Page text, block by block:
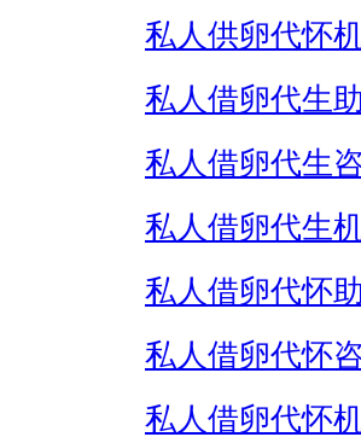
私人供卵代怀
私人借卵代生
私人借卵代生
私人借卵代生
私人借卵代怀
私人借卵代怀
私人借卵代怀